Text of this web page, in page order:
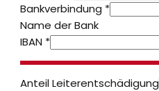
Bankverbindung *
Name der Bank
IBAN *
Anteil Leiterentschädigung